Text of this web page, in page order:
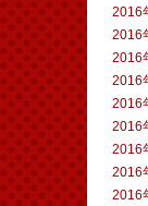
2016
2016
2016
2016
2016
2016
2016
2016
2016